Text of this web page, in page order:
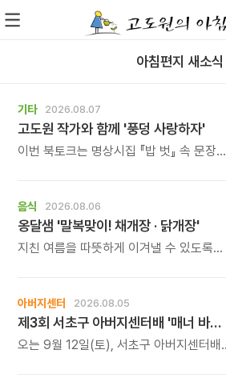
아침편지 새소식
기타 2026.08.07
고도원 작가와 함께 '풍덩 사랑하자'
이번 북토크는 명상시집 『밥 벗』 속 문장을
음식 2026.08.06
옹달샘 '말복맞이! 채개장 · 닭개장'
지친 여름을 따뜻하게 이겨낼 수 있도록
아버지센터 2026.08.05
제3회 서초구 아버지센터배 '매너 바둑왕' 대회
오는 9월 12일(토), 서초구 아버지센터배